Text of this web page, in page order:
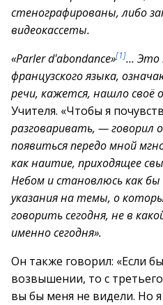
стенографированы, либо
видеокассеты.
«Parler d'abondance»[1]… Это
французского языка,
речи, кажется, нашло своё
Учителя. «Чтобы я
разговаривать, —
появиться передо мной
как наитие, приходящее
Небом и становлюсь как
указания на темы, о
говорить сегодня, не в
именно сегодня».
Он также говорил: «Если
возвышении, то с
вы бы меня не видели. Но